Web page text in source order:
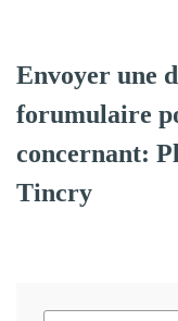
Envoyer une
forumulaire
concernant:
Tincry